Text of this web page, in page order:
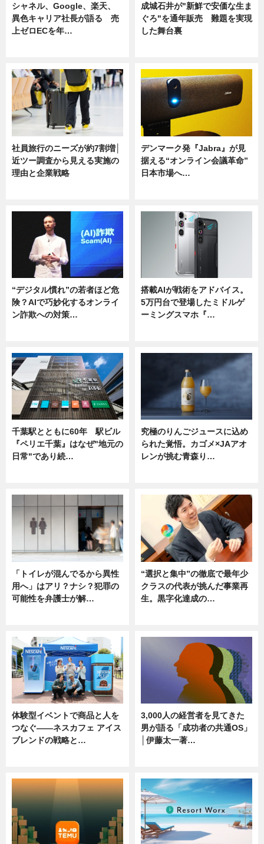
シャネル、Google、楽天、
異色キャリア社長が語る 売
上ゼロECを年…
成城石井が"新鮮で安価な生ま
ぐろ"を通年販売 難題を実現
した舞台裏
社員旅行のニーズが約7割増│
近ツー調査から見える実施の
理由と企業戦略
デンマーク発『Jabra』が見
据える“オンライン会議革命”
日本市場へ…
“デジタル慣れ”の若者ほど危
険？AIで巧妙化するオンライ
ン詐欺への対策…
搭載AIが戦術をアドバイス。
5万円台で登場したミドルゲ
ーミングスマホ『…
千葉駅とともに60年 駅ビル
『ペリエ千葉』はなぜ"地元の
日常"であり続…
究極のりんごジュースに込め
られた覚悟。カゴメ×JAアオ
レンが挑む青森り…
「トイレが混んでるから異性
用へ」はアリ？ナシ？犯罪の
可能性を弁護士が解…
“選択と集中”の徹底で最年少
クラスの代表が挑んだ事業再
生。黒字化達成の…
体験型イベントで商品と人を
つなぐ――ネスカフェ アイス
ブレンドの戦略と…
3,000人の経営者を見てきた
男が語る「成功者の共通OS」
│伊藤太一著…